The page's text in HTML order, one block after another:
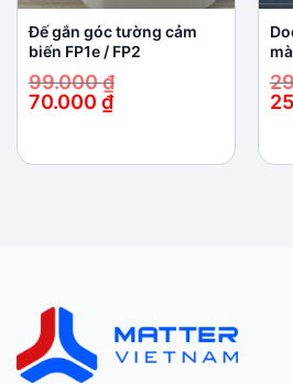
Đế gắn góc tường cảm
biến FP1e / FP2
99.000₫
99.000 ₫.
70.000 ₫
là:
là: